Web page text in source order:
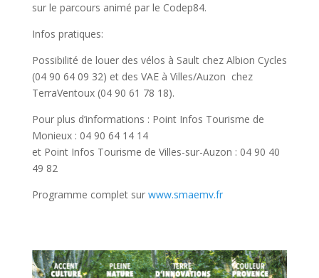
sur le parcours animé par le Codep84.
Infos pratiques:
Possibilité de louer des vélos à Sault chez Albion Cycles
(04 90 64 09 32) et des VAE à Villes/Auzon chez
TerraVentoux (04 90 61 78 18).
Pour plus d’informations : Point Infos Tourisme de
Monieux : 04 90 64 14 14
et Point Infos Tourisme de Villes-sur-Auzon : 04 90 40
49 82
Programme complet sur www.smaemv.fr